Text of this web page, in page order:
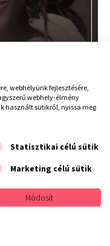
webhelyünk fejlesztésére,
webhely-élmény
használt sütikről, nyissa meg
Statisztikai célú sütik
Marketing célú sütik
Módosít